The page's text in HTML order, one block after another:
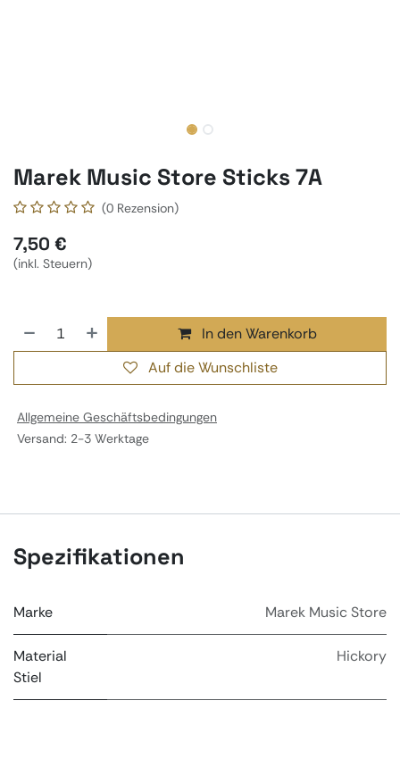
Marek Music Store Sticks 7A
(0 Rezension)
7,50 €
(inkl. Steuern)
In den Warenkorb
Auf die Wunschliste
Allgemeine Geschäftsbedingungen
Versand: 2-3 Werktage
Spezifikationen
Marke Marek Music Store
Material
Stiel
Hickory